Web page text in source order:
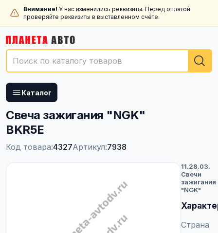
Внимание! У нас изменились реквизиты. Перед оплатой
проверяйте реквизиты в выставленном счёте.
Каталог
Свеча зажигания "NGK"
BKR5E
Код товара:4327Артикул:7938
11.28.03.
Свечи
зажигания
"NGK"
Страна